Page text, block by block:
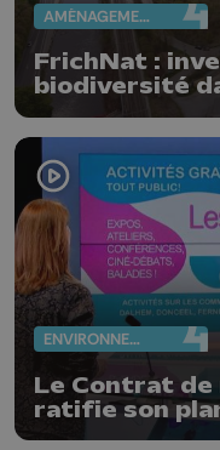
AMÉNAGEMENT DU TERRITOIRE
FrichNat :
biodiversité
industrielles
ENVIRONNEMENT
Le Contrat de rivière Meuse Aval
ratifie son